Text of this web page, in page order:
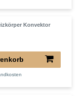
Konvektor